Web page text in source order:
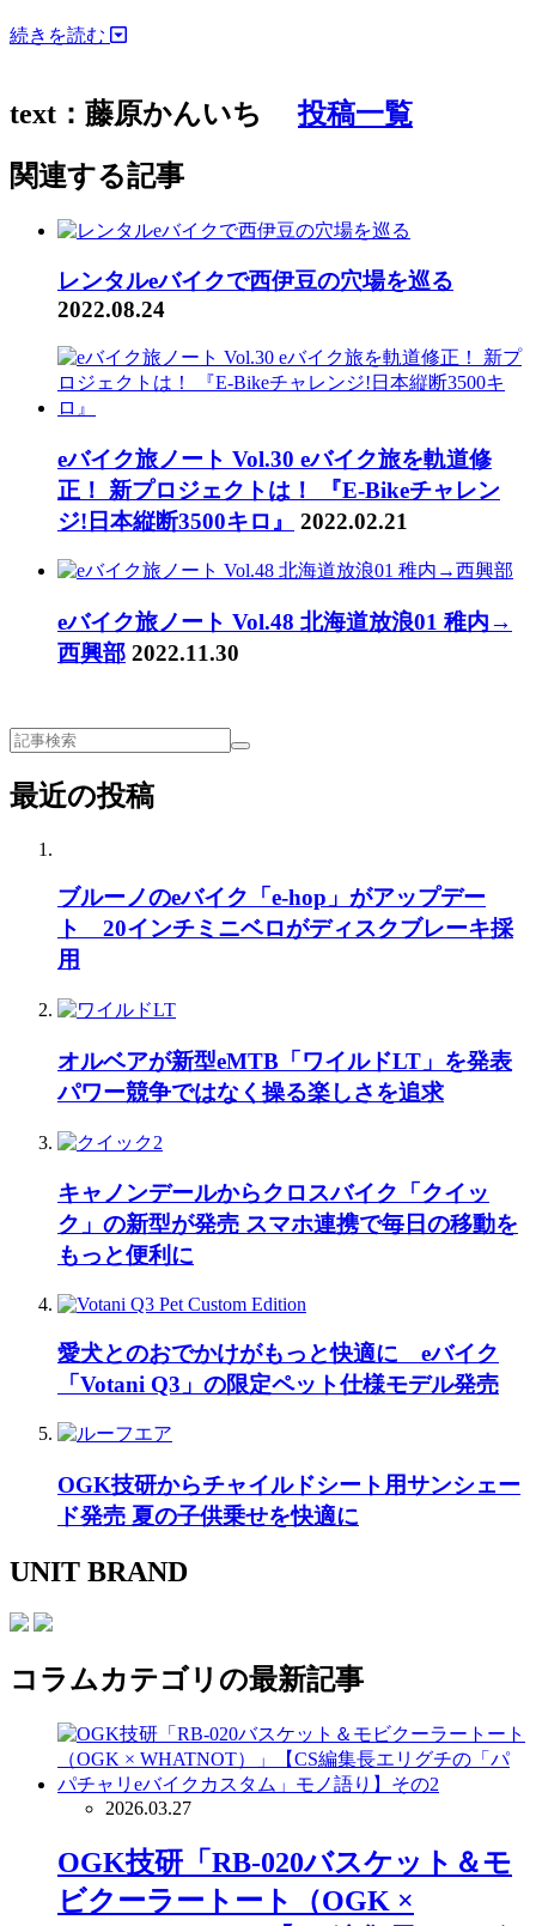
続きを読む
text：藤原かんいち投稿一覧
関連する記事
レンタルeバイクで西伊豆の穴場を巡る
2022.08.24
eバイク旅ノート Vol.30 eバイク旅を軌道修
正！ 新プロジェクトは！ 『E-Bikeチャレン
ジ!日本縦断3500キロ』
2022.02.21
eバイク旅ノート Vol.48 北海道放浪01 稚内→
西興部 2022.11.30
最近の投稿
ブルーノのeバイク「e-hop」がアップデー
ト 20インチミニベロがディスクブレーキ採
用
オルベアが新型eMTB「ワイルドLT」を発表
パワー競争ではなく操る楽しさを追求
キャノンデールからクロスバイク「クイッ
ク」の新型が発売 スマホ連携で毎日の移動を
もっと便利に
愛犬とのおでかけがもっと快適に eバイク
「Votani Q3」の限定ペット仕様モデル発売
OGK技研からチャイルドシート用サンシェー
ド発売 夏の子供乗せを快適に
UNIT BRAND
コラムカテゴリの最新記事
2026.03.27
OGK技研「RB-020バスケット＆モ
ビクーラートート（OGK ×